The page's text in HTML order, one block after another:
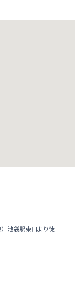
池袋駅東口より徒